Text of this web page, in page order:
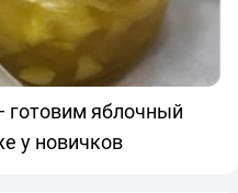
готовим яблочный
у новичков